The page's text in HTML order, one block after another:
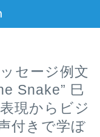
セージ例文
Snake” 巳
現からビジ
付きで学ぼ